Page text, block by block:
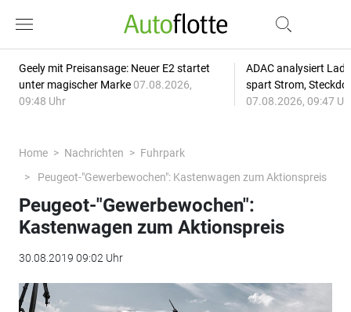
Geely mit Preisansage: Neuer E2 startet
unter magischer Marke 07.08.2026,
09:48 Uhr
ADAC analysiert
spart Strom,
07.08.2026, 09:47
Home Nachrichten
Fuhrpark
Peugeot-"Gewerbewochen": Kastenwagen zum Aktionspreis
Peugeot-"Gewerbewochen":
Kastenwagen zum Aktionspreis
30.08.2019 09:02 Uhr